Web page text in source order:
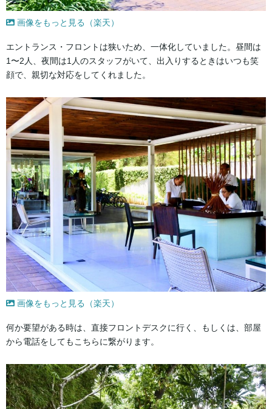
画像をもっと見る（楽天）
エントランス・フロントは狭いため、一体化していました。昼間は
1〜2人、夜間は1人のスタッフがいて、出入りするときはいつも笑
顔で、親切な対応をしてくれました。
画像をもっと見る（楽天）
何か要望がある時は、直接フロントデスクに行く、もしくは、部屋
から電話をしてもこちらに繋がります。